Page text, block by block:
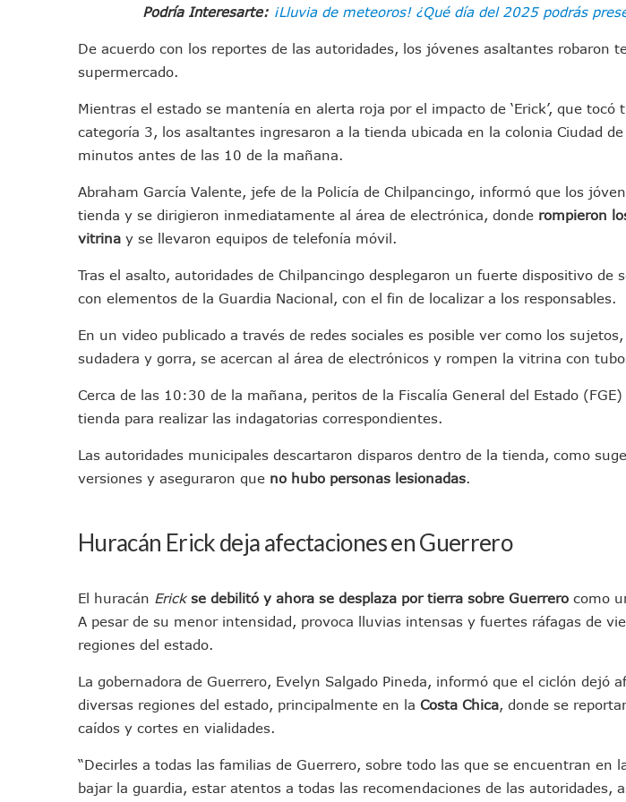
Morena Cierra Filas Por La Defensa Del Agua De Calidad En La Zona
Hallazgo De Yareli Colmenares Tovar Eleva A 4 Cuerpos Encontrados
Oleaje Y Riesgo Por Cocodrilos Mantienen Restricciones En Playas
“Kato” Supera El Abandono Y Comienza Una Nueva Vida Con Una
México Necesitaba 600 Mil Empleos; Solo Generó 262 Mil En Seis
Poderoso Terremoto Destruye Edificios Y Puentes En Japón
Munguía Es El Sexto Mejor Alcalde De Jalisco, Según Statistical
ATM Incorpora 20 Nuevos Camiones Al Corredor Bahía De
Avenida Federación En Puerto Vallarta Registra 80% De Avance En
Mercado Vallarta Incluye Reúne A Emprendedores Locales En La
Morenistas Imparten Taller En Puerto Vallarta
CEDHJ Señala Violaciones A Derechos De Víctima De Abuso Sexual
Ayutla Bajo Investigación Tras Reporte De Posible Crematorio
Lluvias E Inundaciones No Detienen El Transporte Público En
Bruno Blancas Reúne A Especialistas Para Analizar La Conservación
Juan Carlos Castro Realiza Asamblea Informativa En La Colonia
Viajar A Puerto Vallarta Este Verano Puede Costar Hasta 22 Mil 677
Buscan Reducir Riesgos Por Cocodrilos En Playas De Puerto Vallarta
Asesinan En Oaxaca Al Periodista Francisco Alejandro Leyva Aguilar
Detienen A Cuatro Hombres Armados En Bucerías; Aseguran Armas
Adultos Mayores De Ixtapa Tendrán Una “Casa De Día” Renovada
Mujeres Recorren Calles De Ixtapa Para Identificar Problemas De
Podría Interesarte: ¡Lluvia de meteoros! ¿Qué día del 2025 podrás
De acuerdo con los reportes de las autoridades, los jóvenes asaltantes robaron
supermercado.
Mientras el estado se mantenía en alerta roja por el impacto de ‘Erick’, que tocó
categoría 3, los asaltantes ingresaron a la tienda ubicada en la colonia Ciudad
minutos antes de las 10 de la mañana.
Abraham García Valente, jefe de la Policía de Chilpancingo, informó que los
tienda y se dirigieron inmediatamente al área de electrónica, donde rompieron
vitrina y se llevaron equipos de telefonía móvil.
Tras el asalto, autoridades de Chilpancingo desplegaron un fuerte dispositivo de
con elementos de la Guardia Nacional, con el fin de localizar a los responsables.
En un video publicado a través de redes sociales es posible ver como los
sudadera y gorra, se acercan al área de electrónicos y rompen la vitrina con
Cerca de las 10:30 de la mañana, peritos de la Fiscalía General del Estado
tienda para realizar las indagatorias correspondientes.
Las autoridades municipales descartaron disparos dentro de la tienda, como
versiones y aseguraron que no hubo personas lesionadas.
Huracán Erick deja afectaciones en Guerrero
El huracán Erick se debilitó y ahora se desplaza por tierra sobre Guerrero como
A pesar de su menor intensidad, provoca lluvias intensas y fuertes ráfagas de
regiones del estado.
La gobernadora de Guerrero, Evelyn Salgado Pineda, informó que el ciclón dejó
diversas regiones del estado, principalmente en la Costa Chica, donde se
caídos y cortes en vialidades.
“Decirles a todas las familias de Guerrero, sobre todo las que se encuentran en
bajar la guardia, estar atentos a todas las recomendaciones de las autoridades,